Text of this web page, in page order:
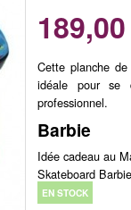
189,00
Cette planche
idéale pour se
professionnel.
Barbie
Idée cadeau au
Skateboard
EN STOCK